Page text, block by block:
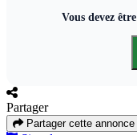
Vous devez
Partager
Partager cette annonce